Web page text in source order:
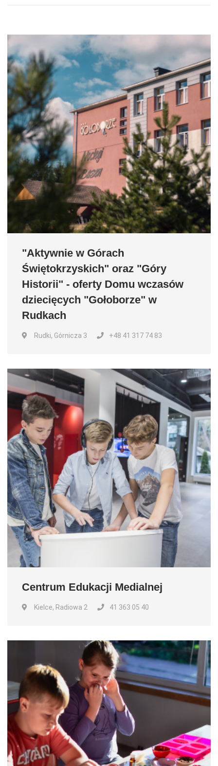
"Aktywnie w Górach
Świętokrzyskich" oraz "Góry
Historii" - oferty Domu wczasów
dziecięcych "Gołoborze" w
Rudkach
Rudki, Górnicza 3 +48 41 317 74 83
Centrum Edukacji Medialnej
Kielce, Radiowa 2 41 363 05 40